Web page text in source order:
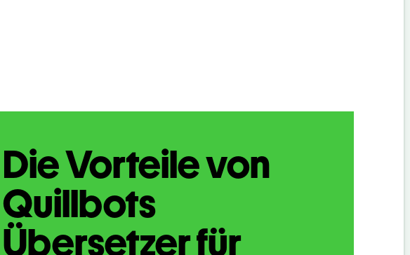
Die Vorteile von
Quillbots
Übersetzer für